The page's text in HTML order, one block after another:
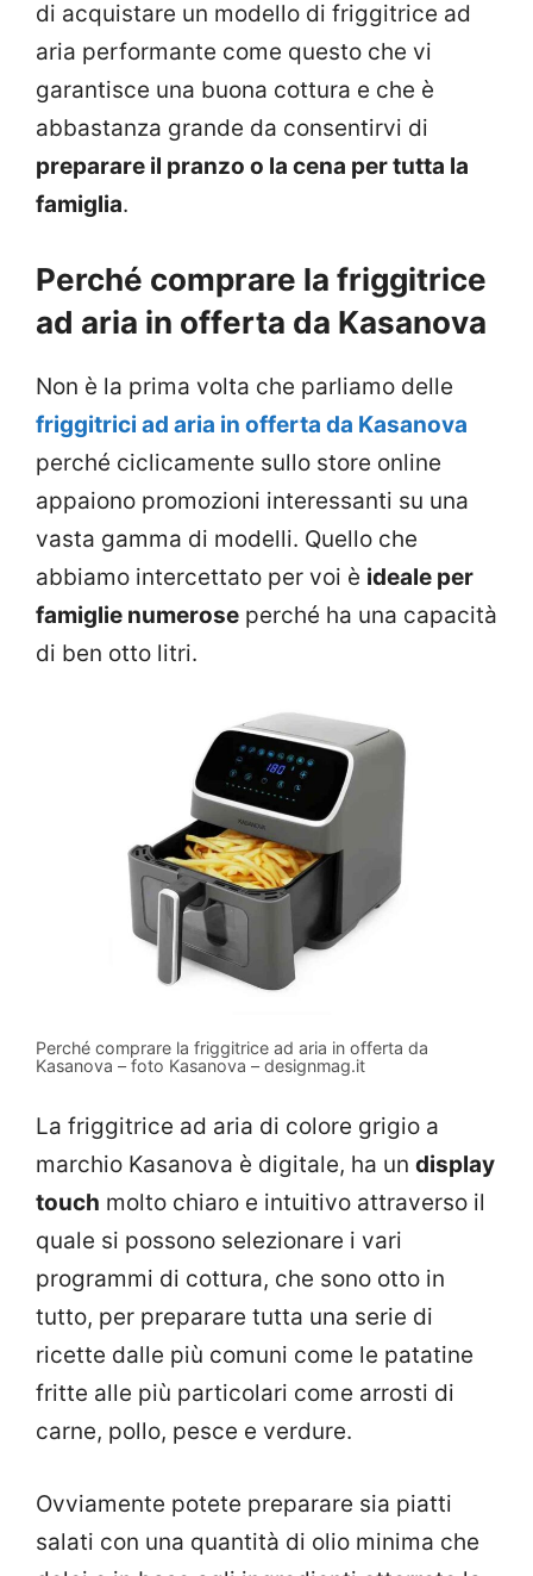
di acquistare un modello di friggitrice ad
aria performante come questo che vi
garantisce una buona cottura e che è
abbastanza grande da consentirvi di
preparare il pranzo o la cena per tutta la
famiglia.
Perché comprare la friggitrice
ad aria in offerta da Kasanova
Non è la prima volta che parliamo delle
friggitrici ad aria in offerta da Kasanova
perché ciclicamente sullo store online
appaiono promozioni interessanti su una
vasta gamma di modelli. Quello che
abbiamo intercettato per voi è ideale per
famiglie numerose perché ha una capacità
di ben otto litri.
Perché comprare la friggitrice ad aria in offerta da
Kasanova – foto Kasanova – designmag.it
La friggitrice ad aria di colore grigio a
marchio Kasanova è digitale, ha un display
touch molto chiaro e intuitivo attraverso il
quale si possono selezionare i vari
programmi di cottura, che sono otto in
tutto, per preparare tutta una serie di
ricette dalle più comuni come le patatine
fritte alle più particolari come arrosti di
carne, pollo, pesce e verdure.
Ovviamente potete preparare sia piatti
salati con una quantità di olio minima che